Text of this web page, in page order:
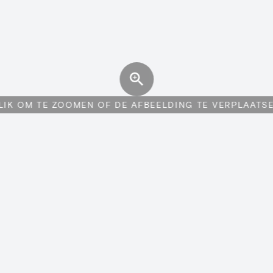
OM TE ZOOMEN OF DE AFBEELDING TE